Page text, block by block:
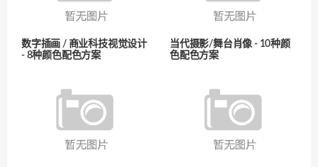
数字插画 / 商业科技视觉设计
- 8种颜色配色方案
当代摄影/舞台肖像 - 10种颜
色配色方案